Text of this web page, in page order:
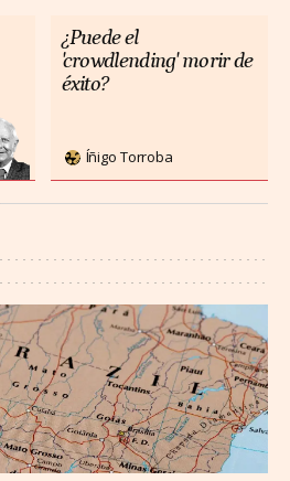
¿Puede el
'crowdlending' morir de
éxito?
Íñigo Torroba